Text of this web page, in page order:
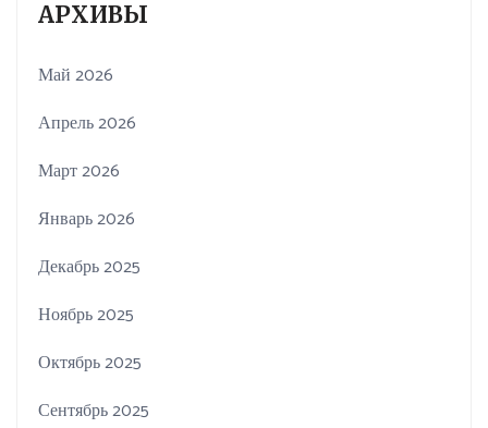
АРХИВЫ
Май 2026
Апрель 2026
Март 2026
Январь 2026
Декабрь 2025
Ноябрь 2025
Октябрь 2025
Сентябрь 2025